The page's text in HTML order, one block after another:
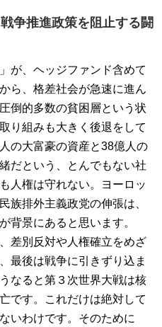
争推進政策を阻止する闘
が、ヘッジファンド含めて
ら、格差社会が急速に進ん
倒的多数の貧困層という状
り組みも大きく後退をして
の大富豪の資産と38億人の
だという、とんでもない社
人権は守れない。ヨーロッ
族排外主義政党の伸張は、
背景にあると思います。
差別反対や人権確立をめざ
最後は戦争に引きずり込ま
なると第３次世界大戦は核
です。これだけは絶対して
いわけです。そのために